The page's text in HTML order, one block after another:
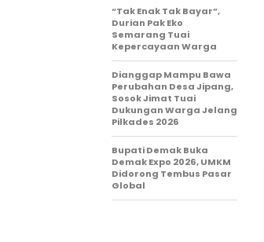
“Tak Enak Tak Bayar”,
Durian Pak Eko
Semarang Tuai
Kepercayaan Warga
Dianggap Mampu Bawa
Perubahan Desa Jipang,
Sosok Jimat Tuai
Dukungan Warga Jelang
Pilkades 2026
Bupati Demak Buka
Demak Expo 2026, UMKM
Didorong Tembus Pasar
Global